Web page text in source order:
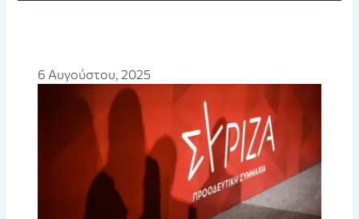
6 Αυγούστου, 2025